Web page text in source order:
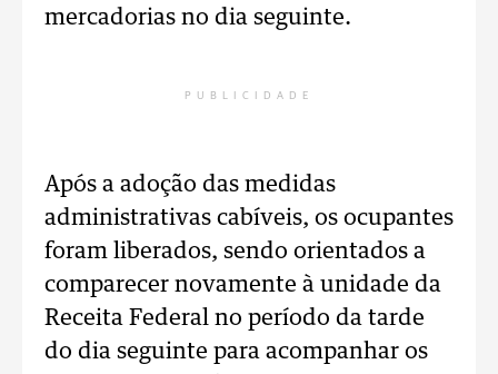
mercadorias no dia seguinte.
PUBLICIDADE
Após a adoção das medidas
administrativas cabíveis, os ocupantes
foram liberados, sendo orientados a
comparecer novamente à unidade da
Receita Federal no período da tarde
do dia seguinte para acompanhar os